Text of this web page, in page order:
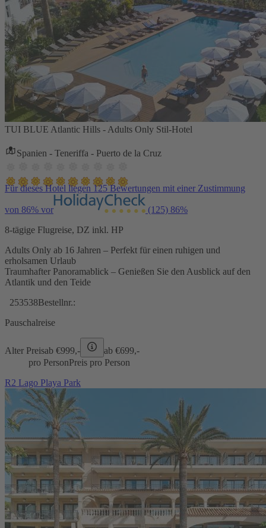
TUI BLUE Atlantic Hills - Adults Only Stil-Hotel
Spanien - Teneriffa - Puerto de la Cruz
Für dieses Hotel liegen 125 Bewertungen mit einer Zustimmung
von 86% vor (125) 86%
8-tägige Flugreise, DZ inkl. HP
Adults Only ab 16 Jahren – Perfekt für einen ruhigen und
erholsamen Urlaub
Traumhafter Panoramablick – Genießen Sie den Ausblick auf den
Atlantik und den Teide
253538Bestellnr.:
Pauschalreise
Alter Preisab €999,- ab €699,-
pro PersonPreis pro Person
R2 Lago Playa Park